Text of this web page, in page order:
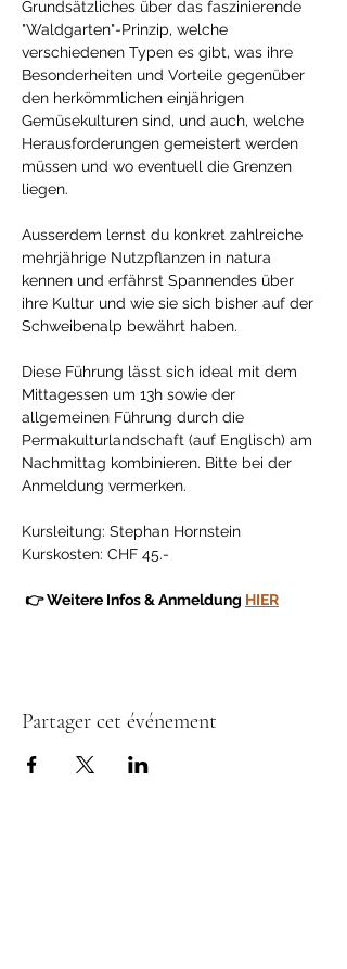
Grundsätzliches über das faszinierende
"Waldgarten"-Prinzip, welche
verschiedenen Typen es gibt, was ihre
Besonderheiten und Vorteile gegenüber
den herkömmlichen einjährigen
Gemüsekulturen sind, und auch, welche
Herausforderungen gemeistert werden
müssen und wo eventuell die Grenzen
liegen.
Ausserdem lernst du konkret zahlreiche
mehrjährige Nutzpflanzen in natura
kennen und erfährst Spannendes über
ihre Kultur und wie sie sich bisher auf der
Schweibenalp bewährt haben.
Diese Führung lässt sich ideal mit dem
Mittagessen um 13h sowie der
allgemeinen Führung durch die
Permakulturlandschaft (auf Englisch) am
Nachmittag kombinieren. Bitte bei der
Anmeldung vermerken.
Kursleitung: Stephan Hornstein
Kurskosten: CHF 45.-
👉 Weitere Infos & Anmeldung HIER
Partager cet événement